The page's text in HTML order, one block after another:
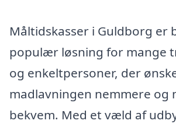
Måltidskasser i Guldborg er
populær løsning for mange
og enkeltpersoner, der
madlavningen nemmere og
bekvem. Med et væld af